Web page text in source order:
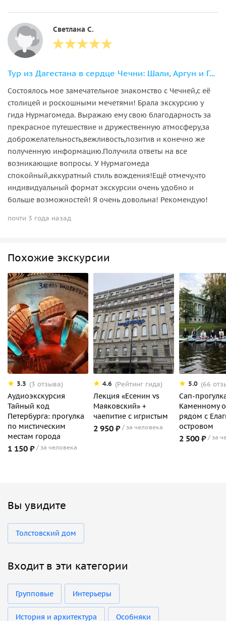
Светлана С.
Тур из Дагестана в сердце Чечни: Шали, Аргун и Грозный
Состоялось мое замечательное знакомство с Чечней,с её
столицей и роскошными мечетями! Брала экскурсию у
гида Нурмагомеда. Выражаю ему свою благодарность за
прекрасное путешествие и дружественную атмосферу,за
доброжелательность,вежливость,позитив и конечно же
полученную информацию.Получила ответы на все
возникающие вопросы. У Нурмагомеда
спокойный,аккуратный стиль вождения!Ещё отмечу,что
индивидуальный формат экскурсии очень удобно и
больше возможностей! Я очень довольна! Рекомендую!
почти 3 года назад
Похожие экскурсии
3.3 (3 отзыва)
Аудиоэкскурсия
Тайный код
Петербурга: прогулка
по мистическим
местам города
1 150 ₽ за человека
4.6 (Рейтинг гида)
Лекция «Есенин vs
Маяковский» +
чаепитие с игристым
2 950 ₽ за человека
5.0 (66
Сап-
Каменному
рядом с
островом
2 500 ₽ за
Вы увидите
Толстовский дом
Входит в эти категории
Групповые Интерьеры
История и архитектура Особняки